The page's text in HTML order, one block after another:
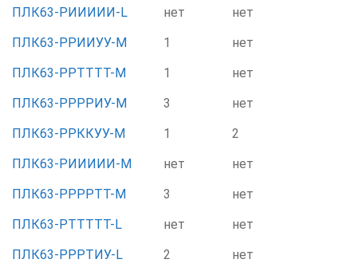
ПЛК63-РИИИИИ-L
нет нет
ПЛК63-РРИИУУ-М
1 нет
ПЛК63-РРТТТТ-М
1 нет
ПЛК63-РРРРИУ-М
3 нет
ПЛК63-РРККУУ-М
1 2
ПЛК63-РИИИИИ-М
нет нет
ПЛК63-РРРРТТ-М
3 нет
ПЛК63-РТТТТТ-L
нет нет
ПЛК63-РРРТИУ-L
2 нет